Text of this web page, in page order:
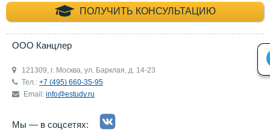
ПОЛУЧИТЬ КОНСУЛЬТАЦИЮ
+7 (495) 660-35-
ООО Канцлер
121309, г. Москва, ул. Барклая, д. 14-23
Тел.: +7 (495) 660-35-95
Email: info@estudy.ru
Мы — в соцсетях: